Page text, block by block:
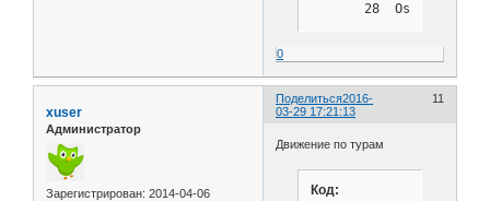
28  Ostryakov
24  Galaev
21  Builov
25.   29  Pokataev
26.    8  Polyansky
30  Prohorets
29.   23
25
31.   20
0
Поделиться 11
2016-
03-29 17:21:13
xuser
Администратор
Зарегистрирован: 2014-04-06
Движение по турам
Код: